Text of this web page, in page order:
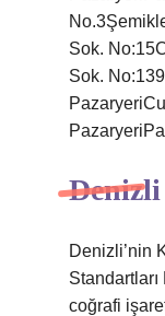
Sok.
Sok.
Denizli’nin
coğrafi